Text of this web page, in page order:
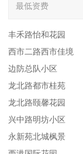
最低资费
丰禾路怡和花园
西市二路西市佳境
边防总队小区
龙北路都市桂苑
龙北路颐馨花园
兴中路明坊小区
永新苑北城枫景